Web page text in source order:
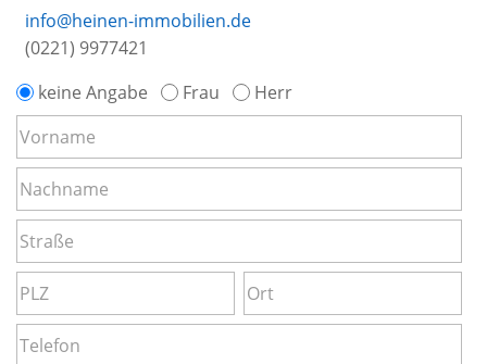
info@heinen-immobilien.de
(0221) 9977421
keine Angabe
Frau Herr